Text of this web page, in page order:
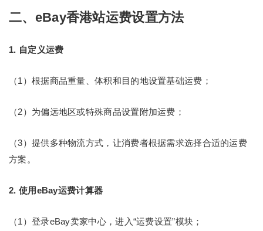
二、eBay香港站运费设置方法
1. 自定义运费
（1）根据商品重量、体积和目的地设置基础运费；
（2）为偏远地区或特殊商品设置附加运费；
（3）提供多种物流方式，让消费者根据需求选择合适的运费
方案。
2. 使用eBay运费计算器
（1）登录eBay卖家中心，进入“运费设置”模块；